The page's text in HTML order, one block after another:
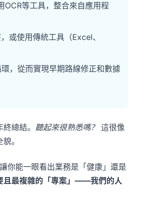
OCR等工具，整合來自應用程
或使用傳統工具（Excel、
，從而實現早期路線修正和數據
總結。 聽起來很熟悉嗎？ 這很像
。
你能一眼看出業務是「健康」還是
且最複雜的「專案」——我們的人